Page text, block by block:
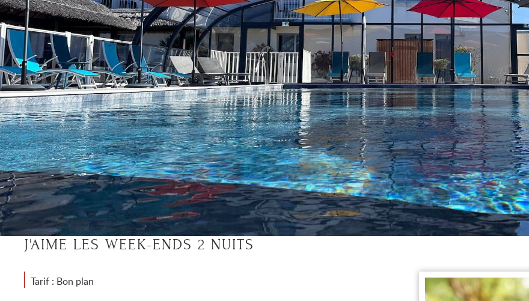
J'AIME LES WEEK-ENDS 2 NUITS
Tarif : Bon plan